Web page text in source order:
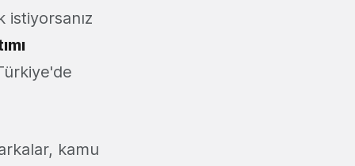
istiyorsanız
kamu